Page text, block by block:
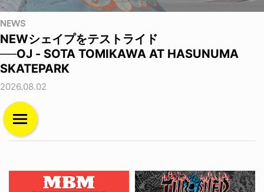
NEWS
NEWシェイプをテストライド
──OJ - SOTA TOMIKAWA AT HASUNUMA
SKATEPARK
2026.08.02